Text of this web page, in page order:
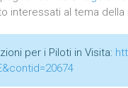
interessati al tema della
per i Piloti in Visita: